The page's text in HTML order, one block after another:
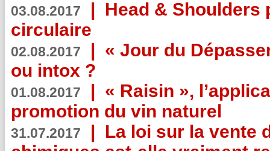
03.08.2017 | Head & Shoulders
circulaire
02.08.2017 | « Jour du
ou intox ?
01.08.2017 | « Raisin »,
promotion du vin naturel
31.07.2017 | La loi sur la vente